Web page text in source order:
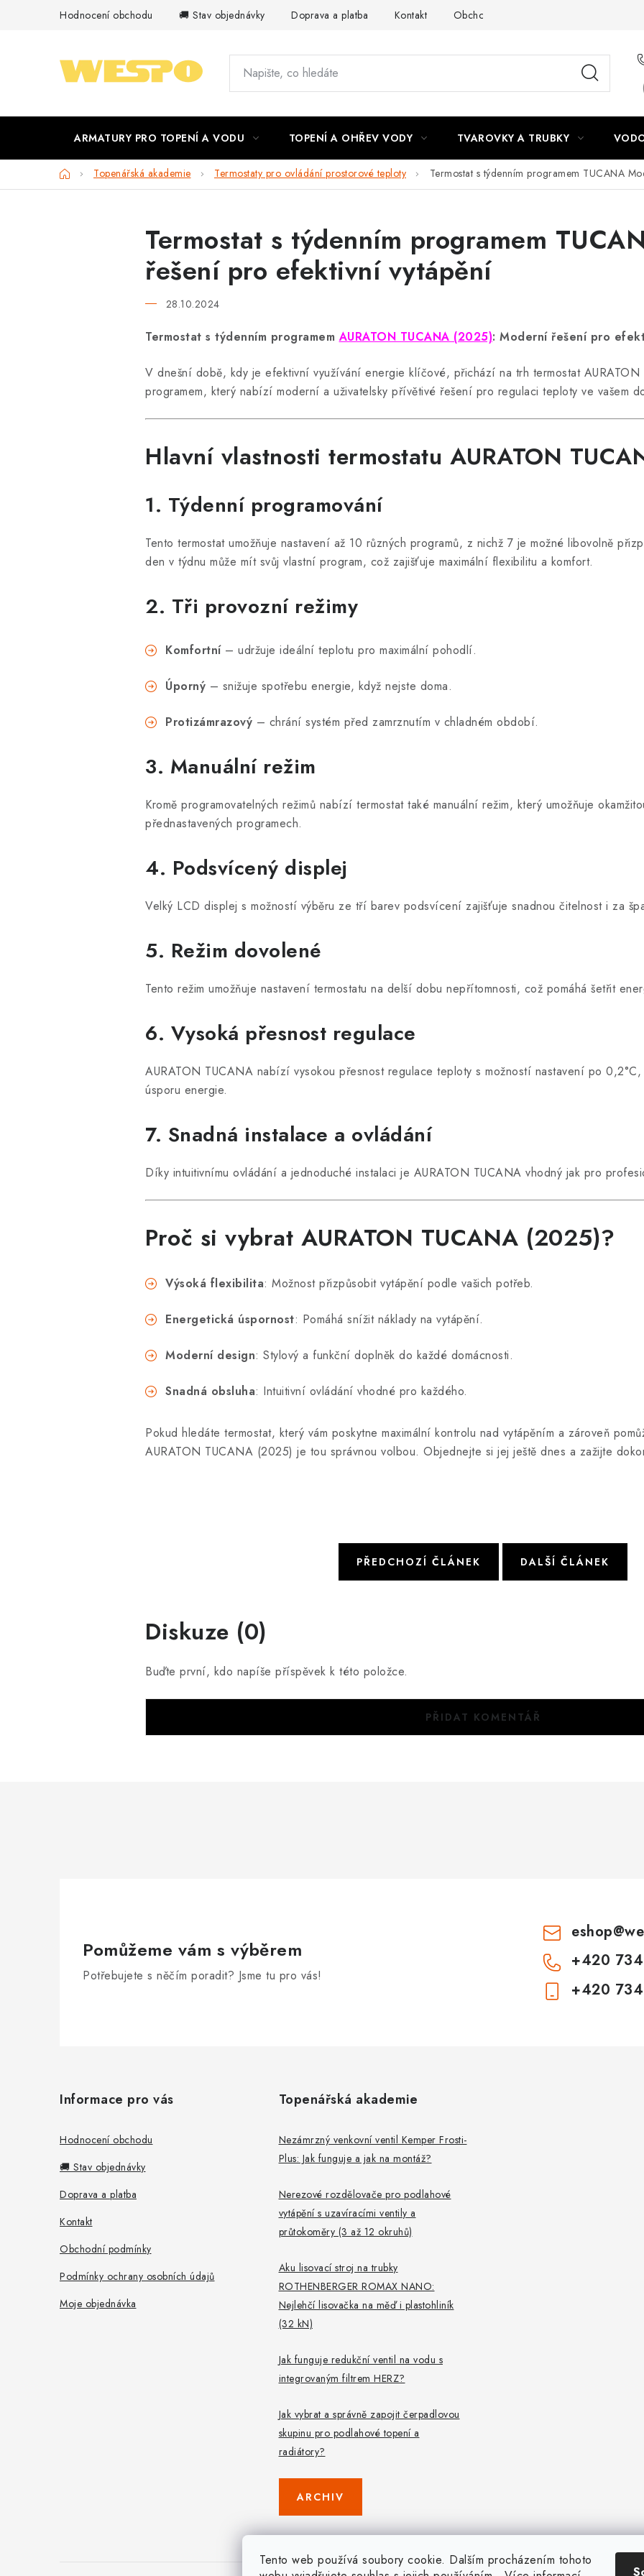
Tento web používá soubory cookie. Dalším procházením tohoto
Hodnocení obchodu 🚚 Stav objednávky Doprava a platba Kontakt Obchodní podmínky
ARMATURY PRO TOPENÍ A VODU TOPENÍ A OHŘEV VODY TVAROVKY A TRUBKY
DomůTopenářská akademie Termostaty pro ovládání prostorové teploty Termostat s týdenním programem TUCANA
Termostat s týdenním programem
řešení pro efektivní vytápění
28.10.2024
Termostat s týdenním programemAURATON TUCANA (2025): Moderní řešení pro
V dnešní době, kdy je efektivní využívání energie klíčové, přichází na trh termostat
programem, který nabízí moderní a uživatelsky přívětivé řešení pro regulaci teploty ve vašem
Hlavní vlastnosti termostatu AURATON
1. Týdenní programování
Tento termostat umožňuje nastavení až 10 různých programů, z nichž 7 je možné libovolně
den v týdnu může mít svůj vlastní program, což zajišťuje maximální flexibilitu a komfort.
2. Tři provozní režimy
Komfortní– udržuje ideální teplotu pro maximální pohodlí.
Úporný – snižuje spotřebu energie, když nejste doma.
Protizámrazový – chrání systém před zamrznutím v chladném období.
3. Manuální režim
Kromě programovatelných režimů nabízí termostat také manuální režim, který umožňuje
přednastavených programech.
4. Podsvícený displej
Velký LCD displej s možností výběru ze tří barev podsvícení zajišťuje snadnou čitelnost i za
5. Režim dovolené
Tento režim umožňuje nastavení termostatu na delší dobu nepřítomnosti, což pomáhá šetřit
6. Vysoká přesnost regulace
AURATON TUCANA nabízí vysokou přesnost regulace teploty s možností nastavení po
úsporu energie.
7. Snadná instalace a ovládání
Díky intuitivnímu ovládání a jednoduché instalaci je AURATON TUCANA vhodný jak pro
Proč si vybrat AURATON TUCANA (2025)?
Výsoká flexibilita: Možnost přizpůsobit vytápění podle vašich potřeb.
Energetická úspornost: Pomáhá snížit náklady na vytápění.
Moderní design: Stylový a funkční doplněk do každé domácnosti.
Snadná obsluha: Intuitivní ovládání vhodné pro každého.
Pokud hledáte termostat, který vám poskytne maximální kontrolu nad vytápěním a zároveň
AURATON TUCANA (2025) je tou správnou volbou. Objednejte si jej ještě dnes a zažijte
PŘEDCHOZÍ ČLÁNEK DALŠÍ ČLÁNEK
Diskuze (0)
Buďte první, kdo napíše příspěvek k této položce.
PŘIDAT KOMENTÁŘ
Pomůžeme vám s výběrem
Potřebujete s něčím poradit? Jsme tu pro vás!
eshop@
+420
+420
Informace pro vás
Hodnocení obchodu
🚚 Stav objednávky
Doprava a platba
Kontakt
Obchodní podmínky
Podmínky ochrany osobních údajů
Moje objednávka
Topenářská akademie
Nezámrzný venkovní ventil Kemper Frosti-
Plus: Jak funguje a jak na montáž?
Nerezové rozdělovače pro podlahové
vytápění s uzavíracími ventily a
průtokoměry (3 až 12 okruhů)
Aku lisovací stroj na trubky
ROTHENBERGER ROMAX NANO:
Nejlehčí lisovačka na měď i plastohliník
(32 kN)
Jak funguje redukční ventil na vodu s
integrovaným filtrem HERZ?
Jak vybrat a správně zapojit čerpadlovou
skupinu pro podlahové topení a
radiátory?
ARCHIV